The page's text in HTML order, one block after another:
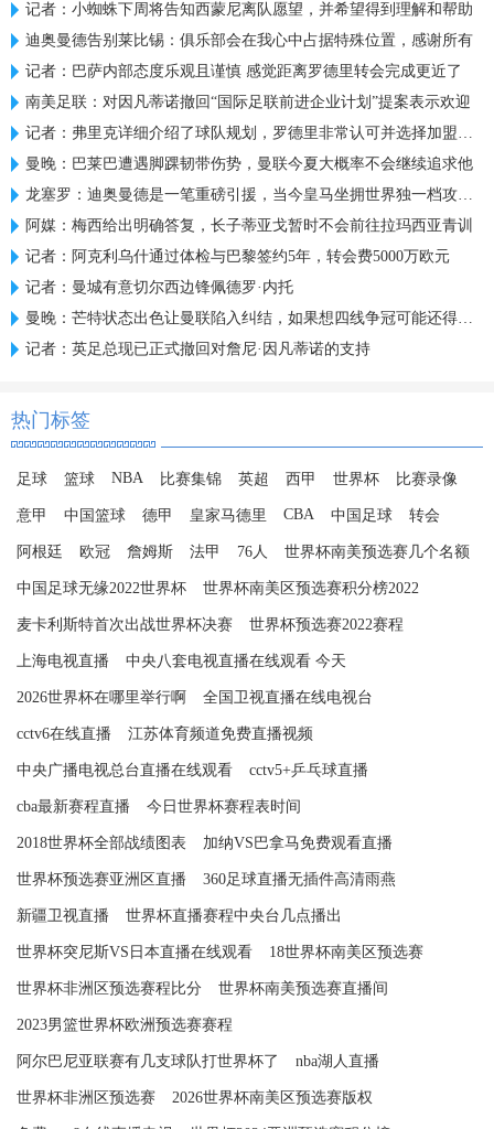
记者：小蜘蛛下周将告知西蒙尼离队愿望，并希望得到理解和帮助
迪奥曼德告别莱比锡：俱乐部会在我心中占据特殊位置，感谢所有
记者：巴萨内部态度乐观且谨慎 感觉距离罗德里转会完成更近了
南美足联：对因凡蒂诺撤回“国际足联前进企业计划”提案表示欢迎
记者：弗里克详细介绍了球队规划，罗德里非常认可并选择加盟巴萨
曼晚：巴莱巴遭遇脚踝韧带伤势，曼联今夏大概率不会继续追求他
龙塞罗：迪奥曼德是一笔重磅引援，当今皇马坐拥世界独一档攻击线
阿媒：梅西给出明确答复，长子蒂亚戈暂时不会前往拉玛西亚青训
记者：阿克利乌什通过体检与巴黎签约5年，转会费5000万欧元
记者：曼城有意切尔西边锋佩德罗·内托
曼晚：芒特状态出色让曼联陷入纠结，如果想四线争冠可能还得买人
记者：英足总现已正式撤回对詹尼·因凡蒂诺的支持
热门标签
足球 篮球 NBA 比赛集锦 英超 西甲 世界杯 比赛录像
意甲 中国篮球 德甲 皇家马德里 CBA 中国足球 转会
阿根廷 欧冠 詹姆斯 法甲 76人 世界杯南美预选赛几个名额
中国足球无缘2022世界杯 世界杯南美区预选赛积分榜2022
麦卡利斯特首次出战世界杯决赛 世界杯预选赛2022赛程
上海电视直播 中央八套电视直播在线观看 今天
2026世界杯在哪里举行啊 全国卫视直播在线电视台
cctv6在线直播 江苏体育频道免费直播视频
中央广播电视总台直播在线观看 cctv5+乒乓球直播
cba最新赛程直播 今日世界杯赛程表时间
2018世界杯全部战绩图表 加纳VS巴拿马免费观看直播
世界杯预选赛亚洲区直播 360足球直播无插件高清雨燕
新疆卫视直播 世界杯直播赛程中央台几点播出
世界杯突尼斯VS日本直播在线观看 18世界杯南美区预选赛
世界杯非洲区预选赛程比分 世界杯南美预选赛直播间
2023男篮世界杯欧洲预选赛赛程
阿尔巴尼亚联赛有几支球队打世界杯了 nba湖人直播
世界杯非洲区预选赛 2026世界杯南美区预选赛版权